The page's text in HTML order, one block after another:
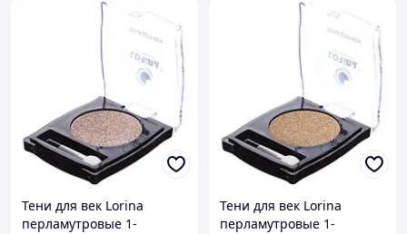
Тени для век Lorina
перламутровые 1-
Тени для век Lorina
перламутровые 1-